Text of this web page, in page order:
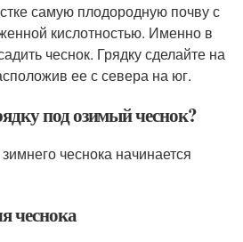
самую плодородную почву с
кислотностью. Именно в
чеснок. Грядку сделайте на
ее с севера на юг.
под озимый чеснок?
чеснока начинается
чеснока